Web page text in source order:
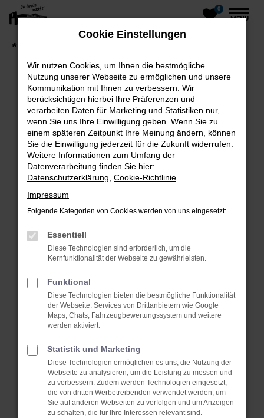
Zum
Hauptinhalt
springen
0
MENÜ
Fehler: Network Error
Beim Laden ist ein Fehler aufgetreten.
Hier sind ein paar Tipps, die dir helfen können:
Überprüfe deine Firewall und deine
Laden andere Webseiten, zum Beispiel deine
Suchmaschine?
Prüfe deine Browsererweiterungen.
Manche Erweiterungen, wie Werbeblocker,
können das Laden bestimmter Seiten
anderen Browser oder in einem privaten
Fenster?
Starte dein Gerät neu.
Das kann manchmal helfen, vorübergehende
Stelle sicher, dass dein Browser und dein
Betriebssystem auf dem neuesten Stand
sind.
Veraltete Software birgt nicht nur ein
Sicherheitsrisiko, sondern kann auch dazu
Cookie Einstellungen
Wir nutzen Cookies, um Ihnen die bestmögliche
Nutzung unserer Webseite zu ermöglichen und unsere
Kommunikation mit Ihnen zu verbessern. Wir
berücksichtigen hierbei Ihre Präferenzen und
verarbeiten Daten für Marketing und Statistiken nur,
wenn Sie uns Ihre Einwilligung geben. Wenn Sie zu
einem späteren Zeitpunkt Ihre Meinung ändern, können
Sie die Einwilligung jederzeit für die Zukunft widerrufen.
Weitere Informationen zum Umfang der
Datenverarbeitung finden Sie hier:
Datenschutzerklärung Cookie-Richtlinie
Impressum
Folgende Kategorien von Cookies werden von uns eingesetzt:
Essentiell
Diese Technologien sind erforderlich, um die
Kernfunktionalität der Webseite zu gewährleisten.
Funktional
Diese Technologien bieten die bestmögliche Funktionalität
der Webseite. Services von Drittanbietern wie Google
Maps, Chats, Fahrzeugbewertungssystem und weitere
werden aktiviert.
Statistik und Marketing
Diese Technologien ermöglichen es uns, die Nutzung der
Webseite zu analysieren, um die Leistung zu messen und
zu verbessern. Zudem werden Technologien eingesetzt,
die von dritten Werbetreibenden verwendet werden, um
Sie auf anderen Webseiten zu verfolgen und um Anzeigen
zu schalten, die für Ihre Interessen relevant sind.